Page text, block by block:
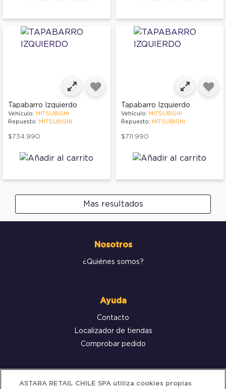
Tapabarro Izquierdo
Vehículo: MITSUBISHI
Repuesto: MITSUBISHI
$734.990
Tapabarro Izquierdo
Vehículo: MITSUBISHI
Repuesto: MITSUBISHI
$711.990
Mas resultados
Nosotros
¿Quiénes somos?
Ayuda
Contacto
Localizador de tiendas
Comprobar pedido
Servicio al cliente
ASTARA RETAIL CHILE SPA utiliza cookies propias